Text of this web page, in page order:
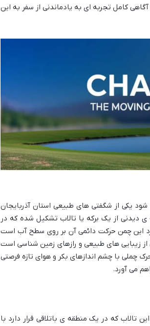
کامل تجربه ای به یادماندنی از سفر به این
یکی از شگفتی های طبیعی استان آذربایجان
دیدنی از یک برکه یا تالاب تشکیل شده که در
این چمن حرکت دائمی آن بر روی سطح آب است
زیبایی های طبیعی و رازهای زمین شناسی است
چملی با چشم اندازهای بکر و هوای تازه فرصتی
می آورد.
که در یک منطقه ی باتلاقی قرار دارد با